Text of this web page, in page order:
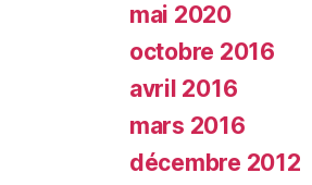
mai 2020
octobre 2016
avril 2016
mars 2016
décembre 2012